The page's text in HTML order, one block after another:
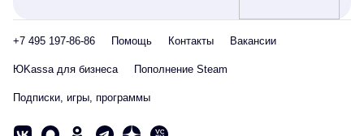
+7 495 197-86-86 Помощь Контакты Вакансии
ЮKassa для бизнеса Пополнение Steam
Подписки, игры, программы